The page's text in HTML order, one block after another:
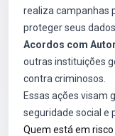
realiza campanhas
proteger seus
Acordos com
outras instituições
contra criminosos.
Essas ações visam
seguridade social e
Quem está em